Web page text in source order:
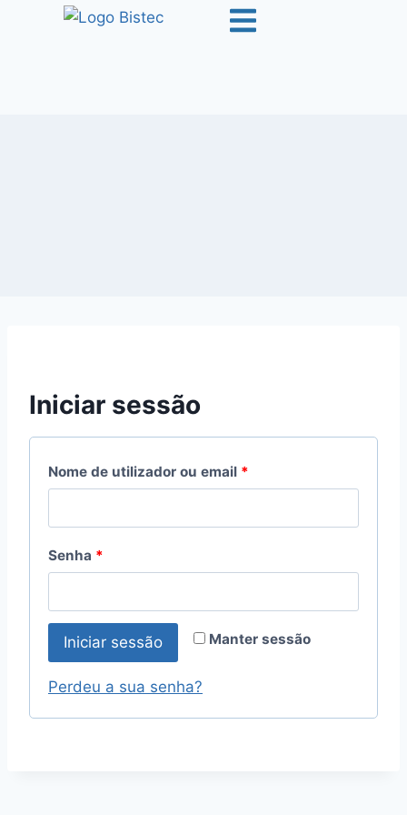
Iniciar sessão
Nome de utilizador ou email *
Senha *
Manter sessão
Iniciar sessão
Perdeu a sua senha?